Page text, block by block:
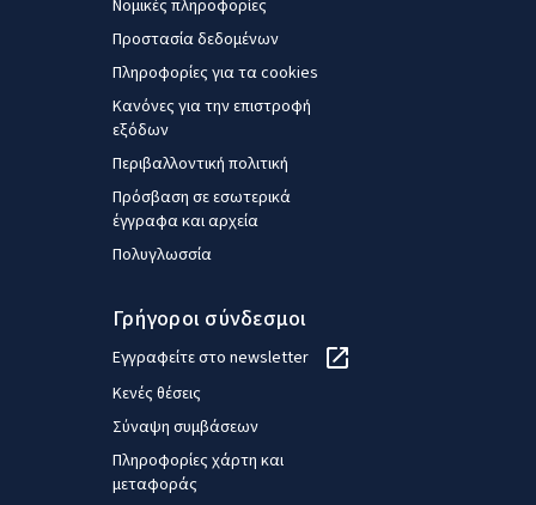
Νομικές πληροφορίες
Προστασία δεδομένων
Πληροφορίες για τα cookies
Κανόνες για την επιστροφή
εξόδων
Περιβαλλοντική πολιτική
Πρόσβαση σε εσωτερικά
έγγραφα και αρχεία
Πολυγλωσσία
Γρήγοροι σύνδεσμοι
Εγγραφείτε στο newsletter
Κενές θέσεις
Σύναψη συμβάσεων
Πληροφορίες χάρτη και
μεταφοράς